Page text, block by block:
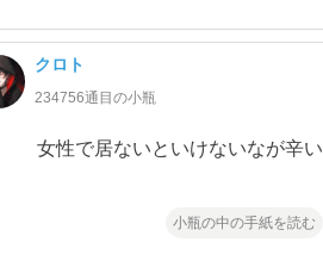
クロト
234756通目の小瓶
女性で居ないといけないなが辛い
小瓶の中の手紙を読む